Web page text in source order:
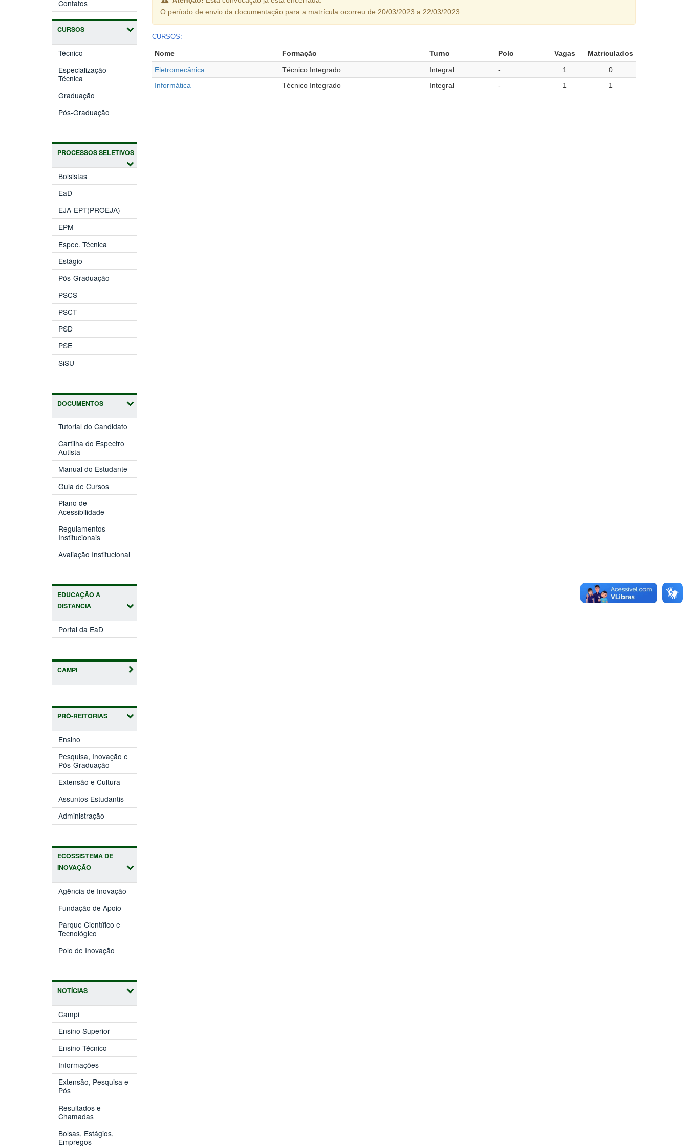
Contatos
CURSOS
Técnico
Especialização
Técnica
Graduação
Pós-Graduação
PROCESSOS SELETIVOS
Bolsistas
EaD
EJA-EPT(PROEJA)
EPM
Espec. Técnica
Estágio
Pós-Graduação
PSCS
PSCT
PSD
PSE
SiSU
DOCUMENTOS
Tutorial do Candidato
Cartilha do Espectro
Autista
Manual do Estudante
Guia de Cursos
Plano de
Acessibilidade
Regulamentos
Institucionais
Avaliação Institucional
EDUCAÇÃO A
DISTÂNCIA
Portal da EaD
CAMPI
PRÓ-REITORIAS
Ensino
em
nova
janela)
Pesquisa, Inovação e
Pós-Graduação (abre
em
nova
janela)
Extensão e Cultura
em
nova
janela)
Assuntos Estudantis(abre
em
janela)
Administração
em
ECOSSISTEMA DE
INOVAÇÃO
Agência de Inovação
em
janela)
Fundação de Apoio
em
Parque Científico e
Tecnológico
em
nova
janela)
Polo de Inovação
em
NOTÍCIAS
Campi
Ensino Superior
Ensino Técnico
Informações
Extensão, Pesquisa e
Pós
Resultados e
Chamadas
Bolsas, Estágios,
Empregos
O período de envio da documentação para a matrícula ocorreu de 20/03/2023 a 22/03/2023.
CURSOS:
Nome Formação Turno Polo Vagas
Matriculados
Eletromecânica
Técnico Integrado Integral - 1
0
Informática
Técnico Integrado Integral - 1 1